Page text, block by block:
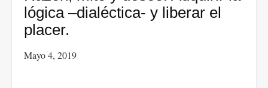
y
el
burgués.
lógica –dialéctica- y liberar el
placer.
Mayo 4, 2019